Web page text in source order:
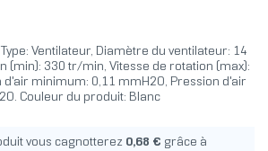
Ventilateur, Diamètre du ventilateur: 14
(min): 330 tr/min, Vitesse de rotation (max):
minimum: 0,11 mmH2O, Pression d'air
Couleur du produit: Blanc
vous cagnotterez 0,68 € grâce à